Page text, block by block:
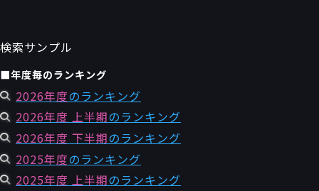
検索サンプル
■年度毎のランキング
2026年度のランキング
2026年度 上半期のランキング
2026年度 下半期のランキング
2025年度のランキング
2025年度 上半期のランキング